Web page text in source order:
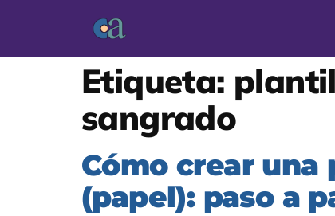
Etiqueta:
sangrado
Cómo crear una
(papel): paso a